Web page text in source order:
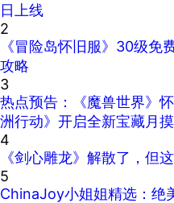
日上线
2
《冒险岛怀旧服》30级免
攻略
3
热点预告：《魔兽世界》
洲行动》开启全新宝藏月摸
4
《剑心雕龙》解散了，但
5
ChinaJoy小姐姐精选：绝